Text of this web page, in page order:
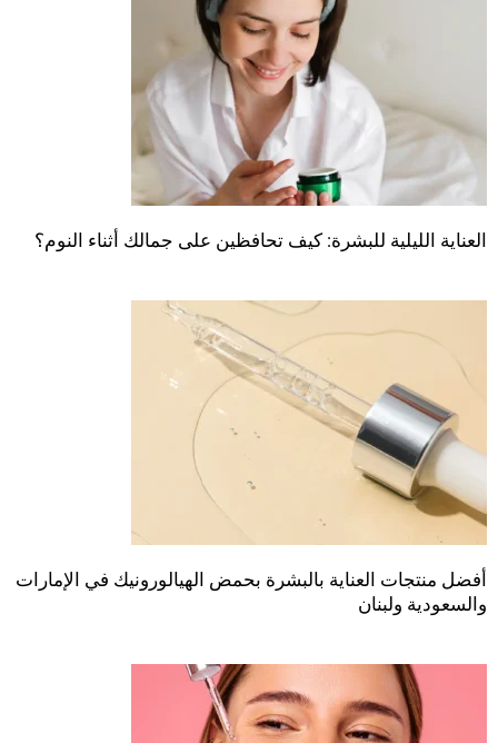
العناية الليلية للبشرة: كيف تحافظين على جمالك أثناء النوم؟
أفضل منتجات العناية بالبشرة بحمض الهيالورونيك في الإمارات
والسعودية ولبنان